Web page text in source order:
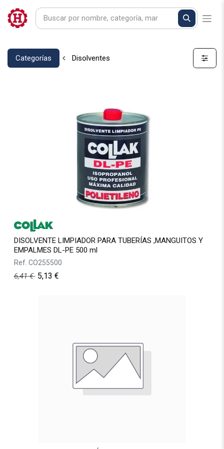
Categorías Disolventes
DISOLVENTE LIMPIADOR PARA TUBERÍAS ,MANGUITOS Y
EMPALMES DL-PE 500 ml
Ref. CO255500
6,41€ 5,13 €